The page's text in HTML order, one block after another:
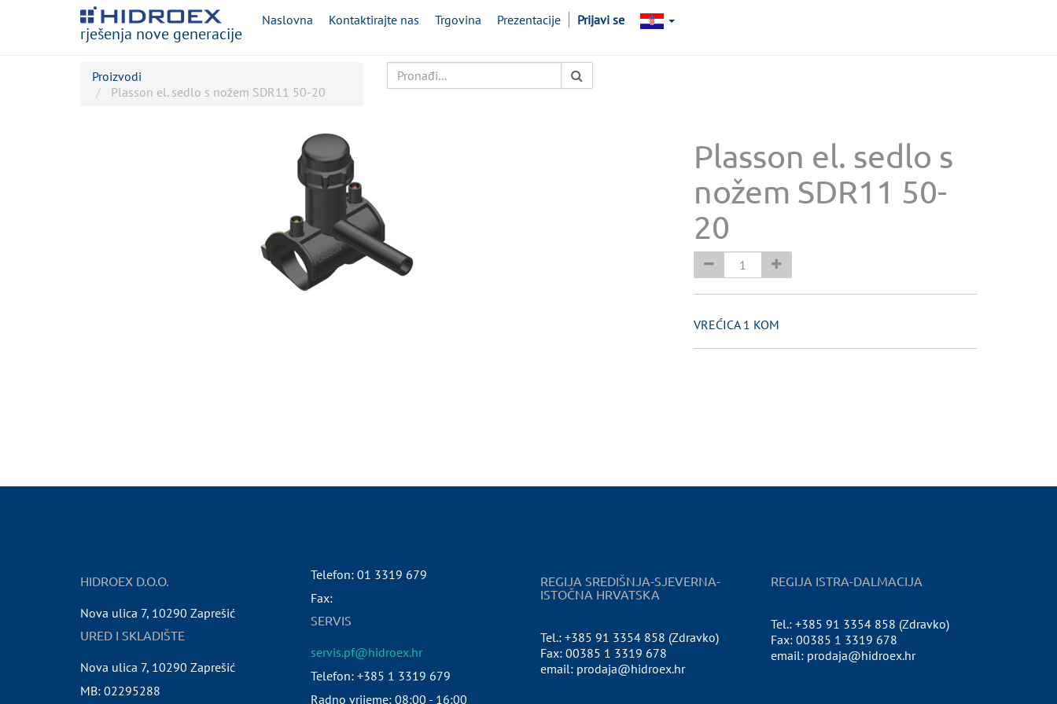
rješenja nove generacije
Naslovna Kontaktirajte nas Trgovina Prezentacije Prijavi se
Proizvodi
Plasson el. sedlo s nožem SDR11 50-20
Plasson el. sedlo s
nožem SDR11 50-
20
VREĆICA 1 KOM
HIDROEX D.O.O.
Nova ulica 7, 10290 Zaprešić
URED I SKLADIŠTE
Nova ulica 7, 10290 Zaprešić
MB: 02295288
Telefon: 01 3319 679
Fax:
SERVIS
servis.pf@hidroex.hr
Telefon: +385 1 3319 679
Radno vrijeme: 08:00 - 16:00
REGIJA SREDIŠNJA-SJEVERNA-
ISTOČNA HRVATSKA
Tel.: +385 91 3354 858 (Zdravko)
Fax: 00385 1 3319 678
email: prodaja@hidroex.hr
REGIJA ISTRA-DALMACIJA
Tel.: +385 91 3354 858 (Zdravko)
Fax: 00385 1 3319 678
email: prodaja@hidroex.hr